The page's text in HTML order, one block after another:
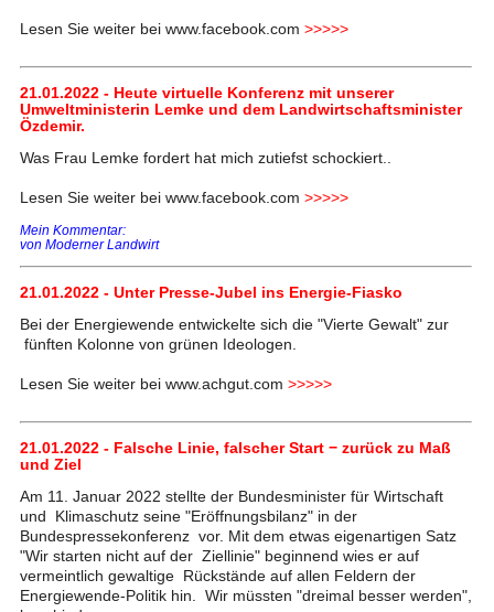
Lesen Sie weiter bei www.facebook.com >>>>>
21.01.2022 - Heute virtuelle Konferenz mit unserer
Umweltministerin Lemke und dem Landwirtschaftsminister
Özdemir.
Was Frau Lemke fordert hat mich zutiefst schockiert..
Lesen Sie weiter bei www.facebook.com >>>>>
Mein Kommentar:
von Moderner Landwirt
21.01.2022 - Unter Presse-Jubel ins Energie-Fiasko
Bei der Energiewende entwickelte sich die "Vierte Gewalt" zur
fünften Kolonne von grünen Ideologen.
Lesen Sie weiter bei www.achgut.com >>>>>
21.01.2022 - Falsche Linie, falscher Start − zurück zu Maß
und Ziel
Am 11. Januar 2022 stellte der Bundesminister für Wirtschaft
und Klimaschutz seine "Eröffnungsbilanz" in der
Bundespressekonferenz vor. Mit dem etwas eigenartigen Satz
"Wir starten nicht auf der Ziellinie" beginnend wies er auf
vermeintlich gewaltige Rückstände auf allen Feldern der
Energiewende-Politik hin. Wir müssten "dreimal besser werden",